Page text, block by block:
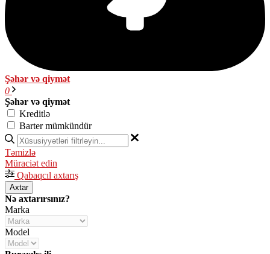
Şəhər və qiymət
0
Şəhər və qiymət
Kreditlə
Barter mümkündür
Təmizlə
Müraciət edin
Qabaqcıl axtarış
Axtar
Nə axtarırsınız?
Marka
Model